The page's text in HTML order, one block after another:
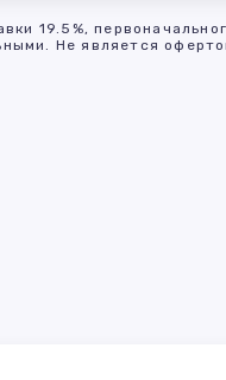
19.5%,
Не является